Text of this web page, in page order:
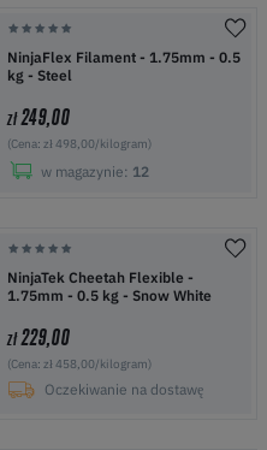
NinjaFlex Filament - 1.75mm - 0.5
kg - Steel
zł249,00
(Cena: zł 498,00/kilogram)
w magazynie: 12
NinjaTek Cheetah Flexible -
1.75mm - 0.5 kg - Snow White
zł229,00
(Cena: zł 458,00/kilogram)
Oczekiwanie na dostawę